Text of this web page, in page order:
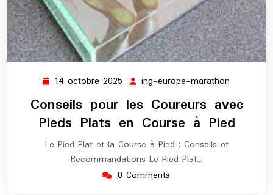
14 octobre 2025 14
octobre
2025
ing-europe-marathon
marathon
Conseils pour les Coureurs avec
Pieds Plats en Course à Pied
Le Pied Plat et la Course à Pied : Conseils et
Recommandations Le Pied Plat…
0 Comments